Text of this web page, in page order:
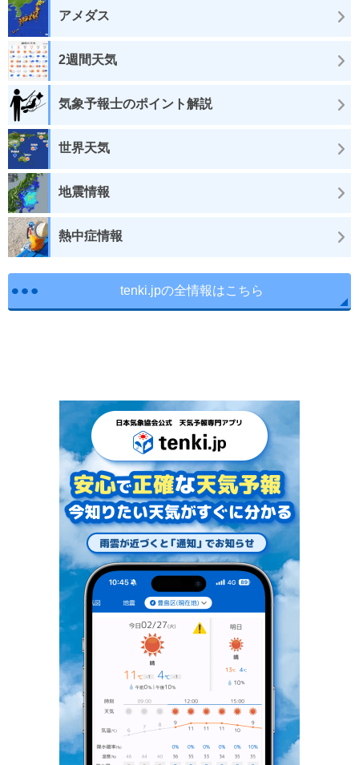
アメダス
2週間天気
気象予報士のポイント解説
世界天気
地震情報
熱中症情報
tenki.jpの全情報はこちら